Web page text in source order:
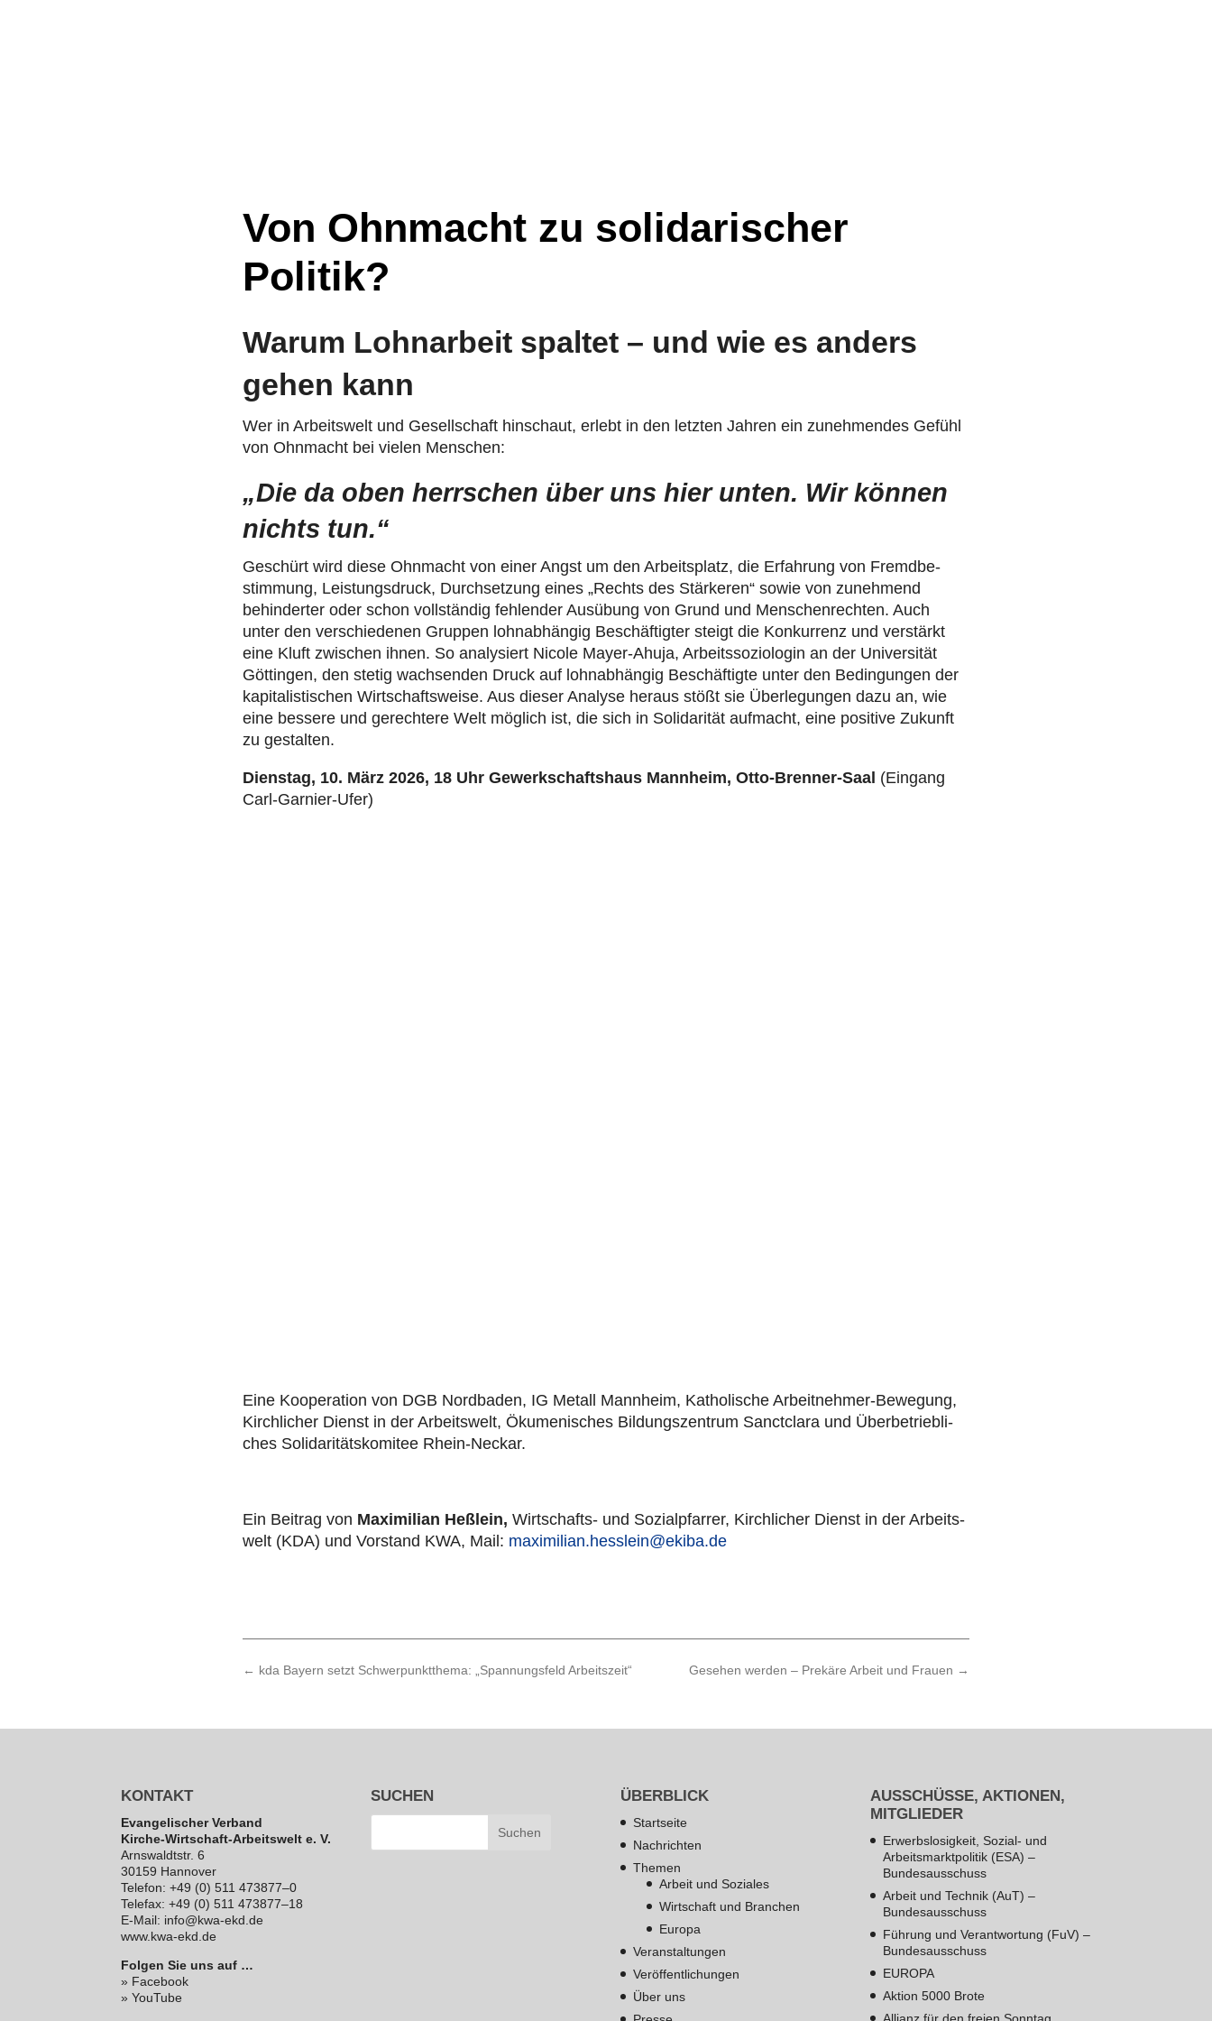
Von Ohnmacht zu solidarischer
Politik?
Warum Lohnarbeit spaltet – und wie es anders
gehen kann
Wer in Arbeits­welt und Gesell­schaft hin­schaut, erlebt in den letzten Jahren ein zuneh­men­des Gefühl
von Ohnmacht bei vielen Menschen:
„Die da oben herrschen über uns hier unten. Wir können
nichts tun.“
Geschürt wird diese Ohnmacht von einer Angst um den Arbeits­platz, die Erfah­rung von Fremd­be­
stim­mung, Leis­tungs­druck, Durch­set­zung eines „Rechts des Stär­ke­ren“ sowie von zuneh­mend
behin­der­ter oder schon voll­stän­dig feh­len­der Ausübung von Grund und Men­schen­rech­ten. Auch
unter den ver­schie­de­nen Gruppen lohn­ab­hän­gig Beschäf­tig­ter steigt die Kon­kur­renz und ver­stärkt
eine Kluft zwischen ihnen. So ana­ly­siert Nicole Mayer-Ahuja, Arbeits­so­zio­lo­gin an der Uni­ver­si­tät
Göt­tin­gen, den stetig wach­sen­den Druck auf lohn­ab­hän­gig Beschäf­tigte unter den Bedin­gun­gen der
kapi­ta­lis­ti­schen Wirt­schafts­weise. Aus dieser Analyse heraus stößt sie Über­le­gun­gen dazu an, wie
eine bessere und gerech­tere Welt möglich ist, die sich in Soli­da­ri­tät aufmacht, eine positive Zukunft
zu gestal­ten.
Dienstag, 10. März 2026, 18 Uhr Gewerk­schafts­haus Mannheim, Otto-Brenner-Saal (Eingang
Carl-Garnier-Ufer)
Eine Koope­ra­tion von DGB Nord­ba­den, IG Metall Mannheim, Katho­li­sche Arbeit­neh­mer-Bewegung,
Kirch­li­cher Dienst in der Arbeits­welt, Öku­me­ni­sches Bil­dungs­zen­trum Sanct­clara und Über­be­trieb­li­
ches Soli­da­ri­täts­ko­mi­tee Rhein-Neckar.
Ein Beitrag von Maxi­mi­lian Heßlein, Wirt­schafts- und Sozi­al­pfar­rer, Kirch­li­cher Dienst in der Arbeits­
welt (KDA) und Vorstand KWA, Mail: maximilian.hesslein@ekiba.de
← kda Bayern setzt Schwerpunktthema: „Spannungsfeld Arbeitszeit“ Gesehen werden – Prekäre Arbeit und Frauen →
KONTAKT
Evan­ge­li­scher Verband
Kirche-Wirt­schaft-Arbeits­welt e. V.
Arns­waldt­str. 6
30159 Hannover
Telefon: +49 (0) 511 473877–0
Telefax: +49 (0) 511 473877–18
E‑Mail: info@kwa-ekd.de
www.kwa-ekd.de
Folgen Sie uns auf …
» Facebook
» YouTube
SUCHEN ÜBERBLICK
Startseite
Nachrichten
Themen
Arbeit und Soziales
Wirtschaft und Branchen
Europa
Veranstaltungen
Veröffentlichungen
Über uns
AUSSCHÜSSE, AKTIONEN,
MITGLIEDER
Erwerbslosigkeit, Sozial- und
Arbeitsmarktpolitik (ESA) –
Bundesausschuss
Arbeit und Technik (AuT) –
Bundesausschuss
Führung und Verantwortung (FuV) –
Bundesausschuss
EUROPA
Aktion 5000 Brote